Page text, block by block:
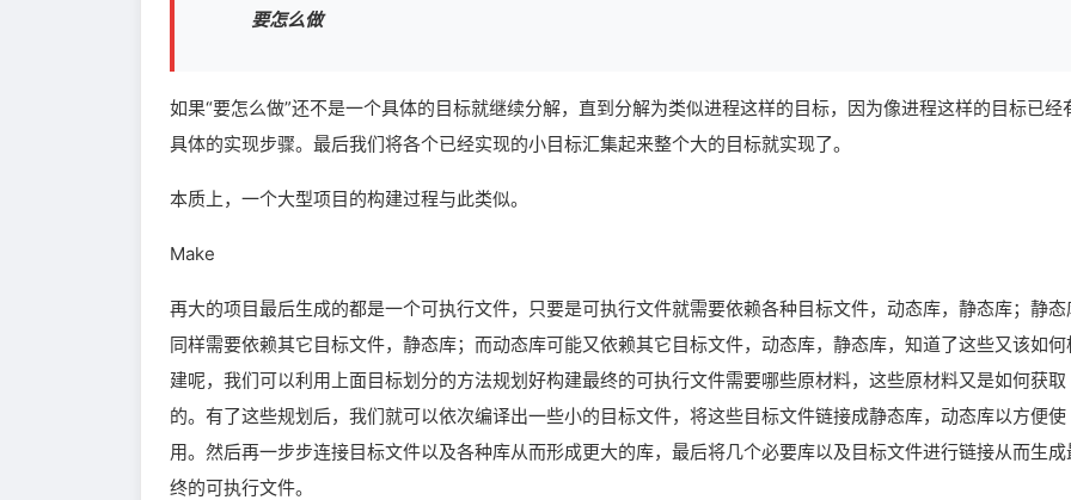
要怎么做
如果“要怎么做”还不是一个具体的目标就继续分解，直到分解为类似进程这样的目标，因为像进程这样的目标已经
具体的实现步骤。最后我们将各个已经实现的小目标汇集起来整个大的目标就实现了。
本质上，一个大型项目的构建过程与此类似。
Make
再大的项目最后生成的都是一个可执行文件，只要是可执行文件就需要依赖各种目标文件，动态库，静态库；静态
同样需要依赖其它目标文件，静态库；而动态库可能又依赖其它目标文件，动态库，静态库，知道了这些又该如何
建呢，我们可以利用上面目标划分的方法规划好构建最终的可执行文件需要哪些原材料，这些原材料又是如何获取
的。有了这些规划后，我们就可以依次编译出一些小的目标文件，将这些目标文件链接成静态库，动态库以方便使
用。然后再一步步连接目标文件以及各种库从而形成更大的库，最后将几个必要库以及目标文件进行链接从而生成
终的可执行文件。